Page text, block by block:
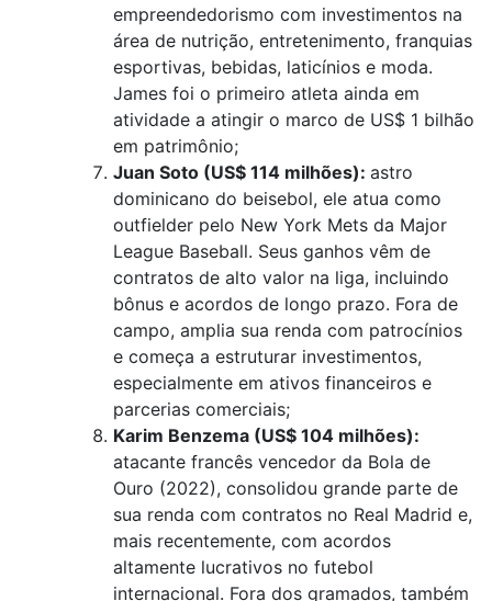
empreendedorismo com investimentos na
área de nutrição, entretenimento, franquias
esportivas, bebidas, laticínios e moda.
James foi o primeiro atleta ainda em
atividade a atingir o marco de US$ 1 bilhão
em patrimônio;
Juan Soto (US$ 114 milhões): astro
dominicano do beisebol, ele atua como
outfielder pelo New York Mets da Major
League Baseball. Seus ganhos vêm de
contratos de alto valor na liga, incluindo
bônus e acordos de longo prazo. Fora de
campo, amplia sua renda com patrocínios
e começa a estruturar investimentos,
especialmente em ativos financeiros e
parcerias comerciais;
Karim Benzema (US$ 104 milhões):
atacante francês vencedor da Bola de
Ouro (2022), consolidou grande parte de
sua renda com contratos no Real Madrid e,
mais recentemente, com acordos
altamente lucrativos no futebol
internacional. Fora dos gramados, também